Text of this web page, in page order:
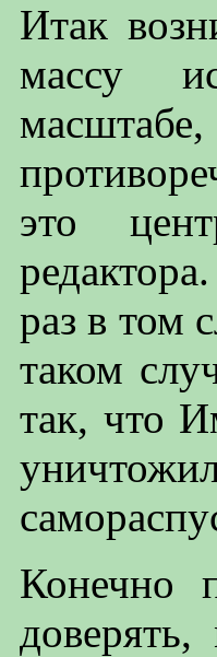
Итак
массу
это
раз в том
таком
так, что
Конечно